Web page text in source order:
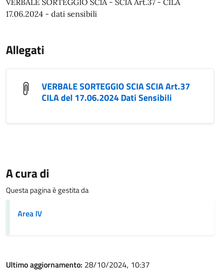
VERBALE SORTEGGIO SCIA - SCIA Art.37 - CILA
17.06.2024 - dati sensibili
Allegati
VERBALE SORTEGGIO SCIA SCIA Art.37
CILA del 17.06.2024 Dati Sensibili
A cura di
Questa pagina è gestita da
Area IV
Ultimo aggiornamento: 28/10/2024, 10:37